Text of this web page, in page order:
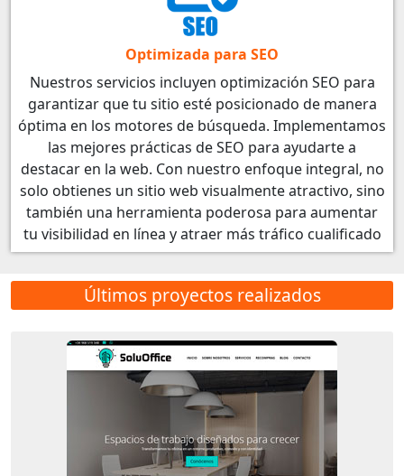
Optimizada para SEO
Nuestros servicios incluyen optimización SEO para
garantizar que tu sitio esté posicionado de manera
óptima en los motores de búsqueda. Implementamos
las mejores prácticas de SEO para ayudarte a
destacar en la web. Con nuestro enfoque integral, no
solo obtienes un sitio web visualmente atractivo, sino
también una herramienta poderosa para aumentar
tu visibilidad en línea y atraer más tráfico cualificado
Últimos proyectos realizados